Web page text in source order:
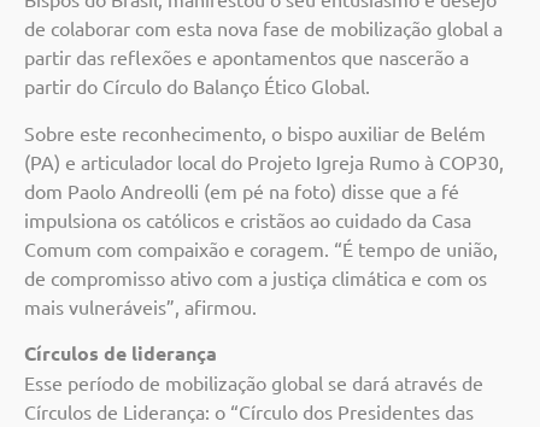
de colaborar com esta nova fase de mobilização global a
partir das reflexões e apontamentos que nascerão a
partir do Círculo do Balanço Ético Global.
Sobre este reconhecimento, o bispo auxiliar de Belém
(PA) e articulador local do Projeto Igreja Rumo à COP30,
dom Paolo Andreolli (em pé na foto) disse que a fé
impulsiona os católicos e cristãos ao cuidado da Casa
Comum com compaixão e coragem. “É tempo de união,
de compromisso ativo com a justiça climática e com os
mais vulneráveis”, afirmou.
Círculos de liderança
Esse período de mobilização global se dará através de
Círculos de Liderança: o “Círculo dos Presidentes das